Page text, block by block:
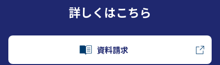
詳しくはこちら
資料請求